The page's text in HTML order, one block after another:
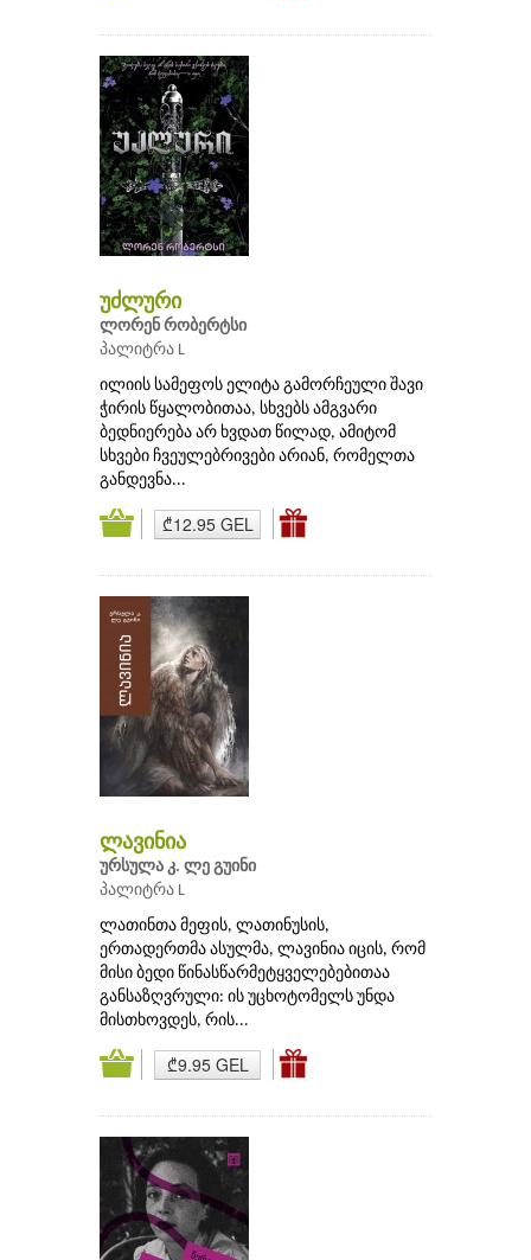
უძლური
ლორენ რობერტსი
პალიტრა L
ილიის სამეფოს ელიტა გამორჩეული შავი
ჭირის წყალობითაა, სხვებს ამგვარი
ბედნიერება არ ხვდათ წილად, ამიტომ
სხვები ჩვეულებრივები არიან, რომელთა
განდევნა...
₾12.95 GEL
ლავინია
ურსულა კ. ლე გუინი
პალიტრა L
ლათინთა მეფის, ლათინუსის,
ერთადერთმა ასულმა, ლავინია იცის, რომ
მისი ბედი წინასწარმეტყველებებითაა
განსაზღვრული: ის უცხოტომელს უნდა
მისთხოვდეს, რის...
₾9.95 GEL